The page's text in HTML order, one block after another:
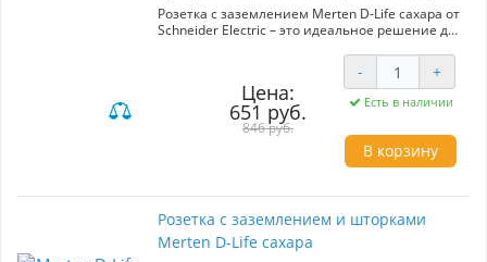
Розетка с заземлением Merten D-Life сахара от
Schneider Electric – это идеальное решение для
вашем доме или офисе. Модель MTN2301-6033
выполнена в стильном дизайне, который
гармонично впишется в любой интерьер.
Главное преимущество этой розетки –
надежная защита от короткого замыкания
благодаря встроенному заземлению, что
делает её особенно актуальной для
влажностью. Высококачественные материалы
механическим повреждениям. Установка
розетки проста и не требует специальных
Цена:
651 руб.
846 руб.
- +
Есть в наличии
В корзину
Розетка с заземлением и шторками
Merten D-Life сахара